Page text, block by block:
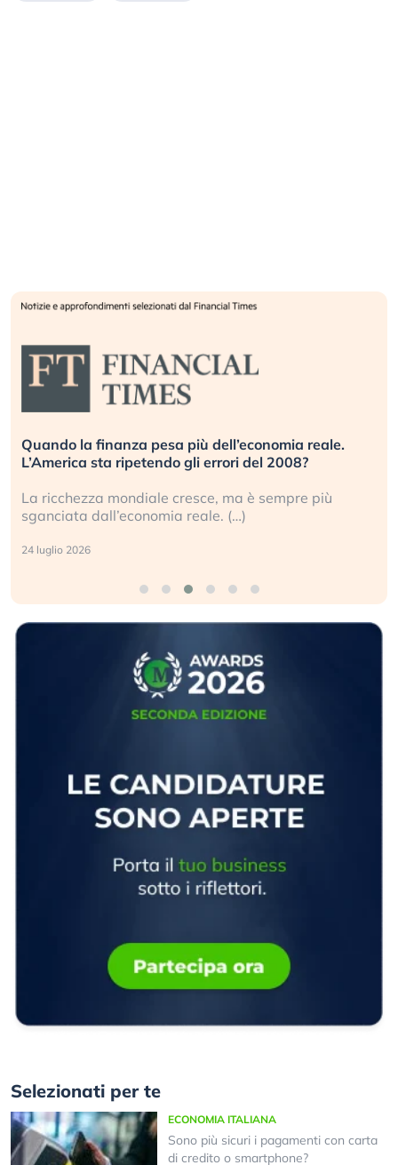
Quando la finanza pesa più dell’economia reale.
L’America sta ripetendo gli errori del 2008?
La ricchezza mondiale cresce, ma è sempre più
sganciata dall’economia reale. (…)
24 luglio 2026
Selezionati per te
ECONOMIA ITALIANA
Sono più sicuri i pagamenti con carta
di credito o smartphone?